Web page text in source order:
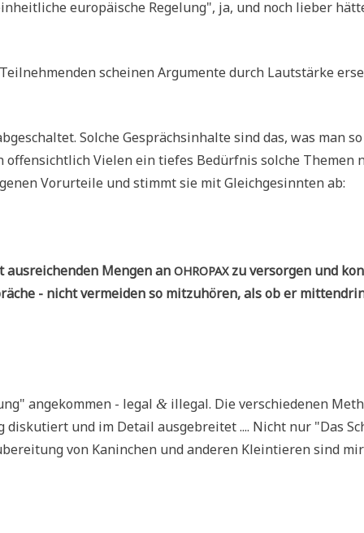
euro­päi­sche Rege­lung", ja, und noch lie­ber
schei­nen Argu­men­te durch Laut­stär­ke
Sol­che Gesprächs­in­hal­te sind das, was man
offen­sicht­lich Vie­len ein tie­fes Bedürf­nis sol­che The­men
Vor­ur­tei­le und stimmt sie mit Gleich­ge­sinn­ten ab:
aus­rei­chen­den Men­gen an OHROPAXzu ver­sor­gen und
- nicht ver­mei­den so mit­zu­hö­ren, als ob er
ange­kom­men - legal & ille­gal. Die ver­schie­de­nen
dis­ku­tiert und im Detail aus­ge­brei­tet .... Nicht nur "Das
von Kanin­chen und ande­ren Klein­tie­ren sind